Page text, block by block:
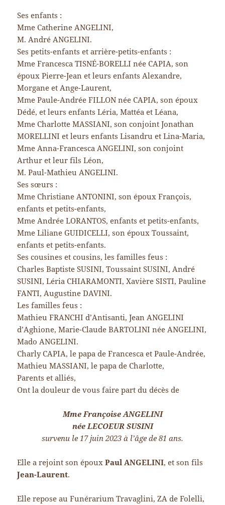
Ses enfants :
Mme Catherine ANGELINI,
M. André ANGELINI.
Ses petits-enfants et arrière-petits-enfants :
Mme Francesca TISNÉ-BORELLI née CAPIA, son
époux Pierre-Jean et leurs enfants Alexandre,
Morgane et Ange-Laurent,
Mme Paule-Andrée FILLON née CAPIA, son époux
Dédé, et leurs enfants Léria, Mattéa et Léana,
Mme Charlotte MASSIANI, son conjoint Jonathan
MORELLINI et leurs enfants Lisandru et Lina-Maria,
Mme Anna-Francesca ANGELINI, son conjoint
Arthur et leur fils Léon,
M. Paul-Mathieu ANGELINI.
Ses sœurs :
Mme Christiane ANTONINI, son époux François,
enfants et petits-enfants,
Mme Andrée LORANTOS, enfants et petits-enfants,
Mme Liliane GUIDICELLI, son époux Toussaint,
enfants et petits-enfants.
Ses cousines et cousins, les familles feus :
Charles Baptiste SUSINI, Toussaint SUSINI, André
SUSINI, Léria CHIARAMONTI, Xavière SISTI, Pauline
FANTI, Augustine DAVINI.
Les familles feus :
Mathieu FRANCHI d’Antisanti, Jean ANGELINI
d’Aghione, Marie-Claude BARTOLINI née ANGELINI,
Mado ANGELINI.
Charly CAPIA, le papa de Francesca et Paule-Andrée,
Mathieu MASSIANI, le papa de Charlotte,
Parents et alliés,
Ont la douleur de vous faire part du décès de
Mme Françoise ANGELINI
née LECOEUR SUSINI
survenu le 17 juin 2023 à l’âge de 81 ans.
Elle a rejoint son épouxPaul ANGELINI, et son fils
Jean-Laurent.
Elle repose au Funérarium Travaglini, ZA de Folelli,